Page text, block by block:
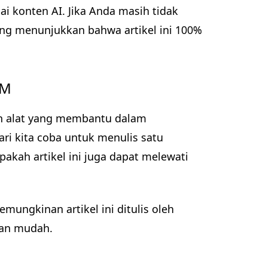
konten AI. Jika Anda masih tidak
menunjukkan bahwa artikel ini 100%
alat yang membantu dalam
kita coba untuk menulis satu
artikel ini juga dapat melewati
artikel ini ditulis oleh
mudah.